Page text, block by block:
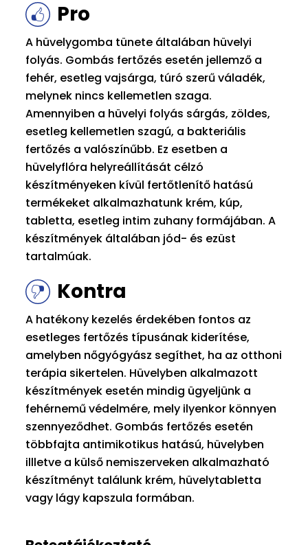
Pro
A hüvelygomba tünete általában hüvelyi
folyás. Gombás fertőzés esetén jellemző a
fehér, esetleg vajsárga, túró szerű váladék,
melynek nincs kellemetlen szaga.
Amennyiben a hüvelyi folyás sárgás, zöldes,
esetleg kellemetlen szagú, a bakteriális
fertőzés a valószínűbb. Ez esetben a
hüvelyflóra helyreállítását célzó
készítményeken kívül fertőtlenítő hatású
termékeket alkalmazhatunk krém, kúp,
tabletta, esetleg intim zuhany formájában. A
készítmények általában jód- és ezüst
tartalmúak.
Kontra
A hatékony kezelés érdekében fontos az
esetleges fertőzés típusának kiderítése,
amelyben nőgyógyász segíthet, ha az otthoni
terápia sikertelen. Hüvelyben alkalmazott
készítmények esetén mindig ügyeljünk a
fehérnemű védelmére, mely ilyenkor könnyen
szennyeződhet. Gombás fertőzés esetén
többfajta antimikotikus hatású, hüvelyben
illletve a külső nemiszerveken alkalmazható
készítményt találunk krém, hüvelytabletta
vagy lágy kapszula formában.